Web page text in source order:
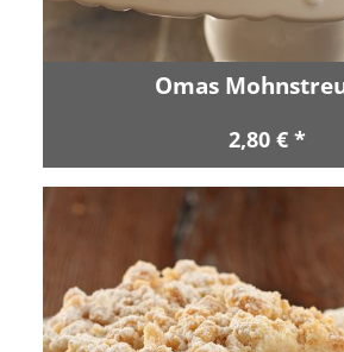
Omas
2,80 € *